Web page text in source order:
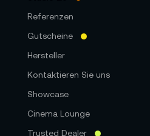
Referenzen
Gutscheine
Hersteller
Kontaktieren Sie uns
Showcase
Cinema Lounge
Trusted Dealer